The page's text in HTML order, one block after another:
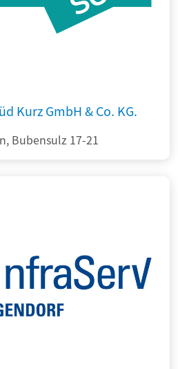
Kurz GmbH & Co. KG.
Bubensulz 17-21